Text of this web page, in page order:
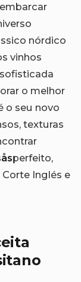
nórdico
vinhos
sofisticada
o melhor
o seu novo
texturas
perfeito,
Corte Inglés e